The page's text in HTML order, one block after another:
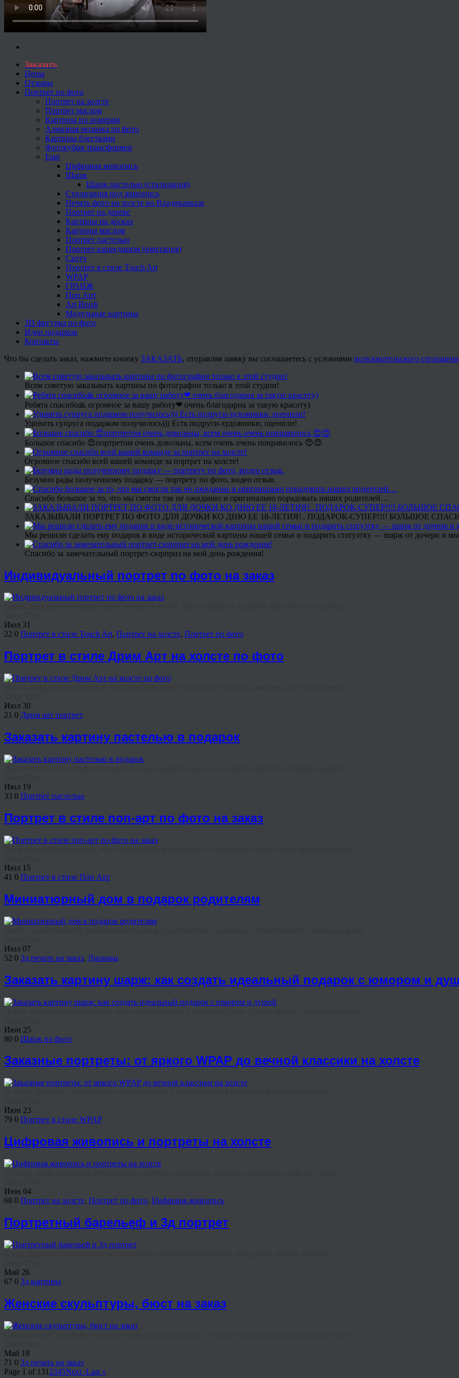
Заказать
Цены
Отзывы
Портрет по фото
Портрет на холсте
Портрет маслом
Картины по номерам
Алмазная мозаика по фото
Картины блестками
Фотокубик трансформер
Еще
Цифровая живопись
Шарж
Шарж пастелью (стилизация)
Стилизация под живопись
Печать фото на холсте во Владикавказе
Портрет на дереве
Картины на досках
Картины маслом
Портрет пастелью
Портрет карандашом (имитация)
Скетч
Портрет в стиле Touch Art
WPAP
ГРАНЖ
Поп Арт
Art Brush
Модульные картины
3D фигурка по фото
Идеи подарков
Контакты
Что бы сделать заказ, нажмите кнопку ЗАКАЗАТЬ, отправляя заявку вы соглашаетесь с условиями пользовательского
Всем советую заказывать картины по фотографии только в этой студии!
Ребята спасибо🙏 огромное за вашу работу❤ очень благодарна за такую красоту)
Удивить супруга подарком получилось))) Есть подруги-художники, оценили!
Большое спасибо 😍портретом очень довольны, всем очень очень понравилось 😍😍
Огромное спасибо всей вашей команде за портрет на холсте!
Безумно рады полученному подарку — портрету по фото, видео отзыв.
Спасибо большое за то, что мы смогли так не ожиданно и оригинально порадовать наших родителей…
ЗАКАЗЫВАЛИ ПОРТРЕТ ПО ФОТО ДЛЯ ДОЧКИ КО ДНЮ ЕЕ 18-ЛЕТИЯ!.. ПОДАРОК-СУПЕР!!!! БОЛЬШОЕ
Мы решили сделать ему подарок в виде исторической картины нашей семьи и подарить статуэтку — шарж от дочери и
Спасибо за замечательный портрет-сюрприз на мой день рождения!
Индивидуальный портрет по фото на заказ
Июл 31
22 0 Портрет в стиле Touch Art, Портрет на холсте, Портрет по фото
Портрет в стиле Дрим Арт на холсте по фото
Июл 30
21 0 Дрим арт портрет
Заказать картину пастелью в подарок
Июл 19
33 0 Портрет пастелью
Портрет в стиле поп-арт по фото на заказ
Июл 15
41 0 Портрет в стиле Поп Арт
Миниатюрный дом в подарок родителям
Июл 07
52 0 3д печать на заказ, Диорама
Заказать картину шарж: как создать идеальный подарок с юмором и
Июн 25
80 0 Шарж по фото
Заказные портреты: от яркого WPAP до вечной классики на холсте
Июн 23
79 0 Портрет в стиле WPAP
Цифровая живопись и портреты на холсте
Июн 04
68 0 Портрет на холсте, Портрет по фото, Цифровая живопись
Портретный барельеф и 3д портрет
Май 26
67 0 3д картины
Женские скульптуры, бюст на заказ
Май 18
71 0 3д печать на заказ
Page 1 of 131 2345Next ›Last »